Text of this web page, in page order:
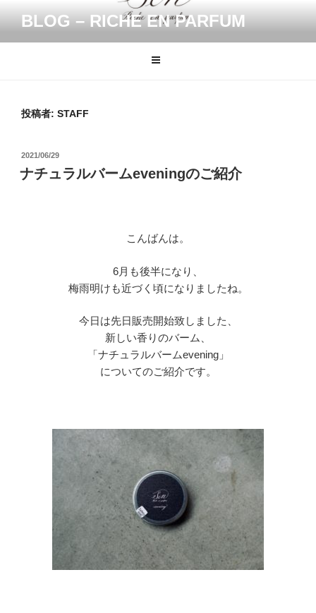
テ
BLOG – RICHE EN PARFUM
投稿者: STAFF
投
稿
日:
2021/06/29
ナチュラルバームeveningのご紹介
こんばんは。
6月も後半になり、
梅雨明けも近づく頃になりましたね。
今日は先日販売開始致しました、
新しい香りのバーム、
「ナチュラルバームevening」
についてのご紹介です。